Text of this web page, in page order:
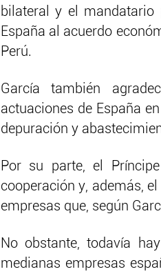
bilateral y el mandatario
España al acuerdo
Perú.
García también
actuaciones de España
depuración y
Por su parte, el
cooperación y, además,
empresas que, según
No obstante, todavía
medianas empresas